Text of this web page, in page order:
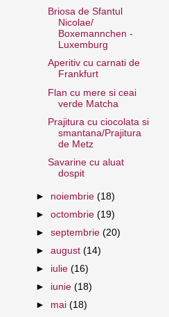
Briosa de Sfantul
Nicolae/
Boxemannchen -
Luxemburg
Aperitiv cu carnati de
Frankfurt
Flan cu mere si ceai
verde Matcha
Prajitura cu ciocolata si
smantana/Prajitura
de Metz
Savarine cu aluat
dospit
► noiembrie(18)
►octombrie(19)
►septembrie(20)
►august(14)
► iulie(16)
► iunie(18)
► mai(18)